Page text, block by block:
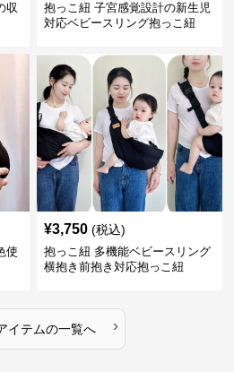
収
抱っこ紐 子宮感覚設計の新生児
対応ベビースリング抱っこ紐
使
¥3,750 (税込)
抱っこ紐 多機能ベビースリング
横抱き前抱き対応抱っこ紐
イテムの一覧へ ›